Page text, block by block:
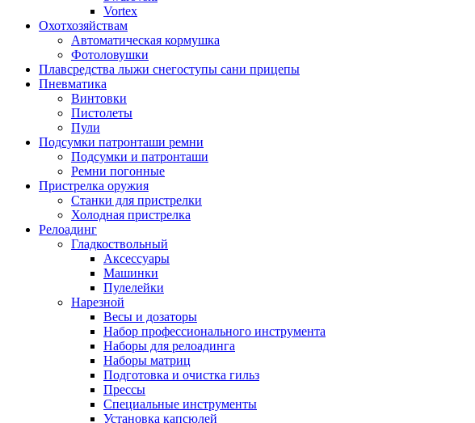
Vortex
Охотхозяйствам
Автоматическая кормушка
Фотоловушки
Плавсредства лыжи снегоступы сани прицепы
Пневматика
Винтовки
Пистолеты
Пули
Подсумки патронташи ремни
Подсумки и патронташи
Ремни погонные
Пристрелка оружия
Станки для пристрелки
Холодная пристрелка
Релоадинг
Гладкоствольный
Аксессуары
Машинки
Пулелейки
Нарезной
Весы и дозаторы
Набор профессионального инструмента
Наборы для релоадинга
Наборы матриц
Подготовка и очистка гильз
Прессы
Специальные инструменты
Установка капсюлей